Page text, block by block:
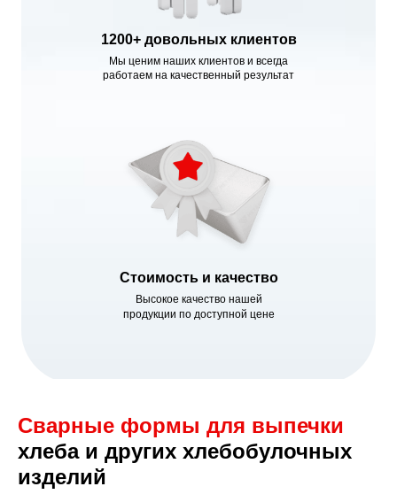
Мы ценим наших клиентов и всегда
работаем на качественный результат
Высокое качество нашей
продукции по доступной цене
1200+ довольных клиентов
Стоимость и качество
Сварные формы для выпечки
хлеба и других хлебобулочных
изделий